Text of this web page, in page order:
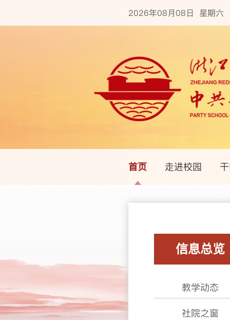
2026年08月08日 星期六
首页 走进校园
信息总览
教学动态
社院之窗